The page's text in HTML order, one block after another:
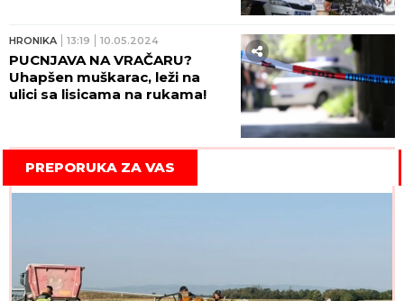
HRONIKA 13:19 10.05.2024
PUCNJAVA NA VRAČARU?
Uhapšen muškarac, leži na
ulici sa lisicama na rukama!
PREPORUKA ZA VAS